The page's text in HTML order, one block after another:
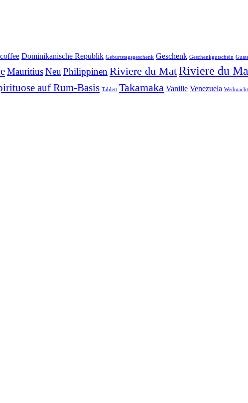
coffee Dominikanische Republik Geburtstagsgeschenk Geschenk Geschenkgutschein
MauritiusNeu Philippinen Riviere du MatRiviere du
auf Rum-Basis Tablett Takamaka Vanille Venezuela